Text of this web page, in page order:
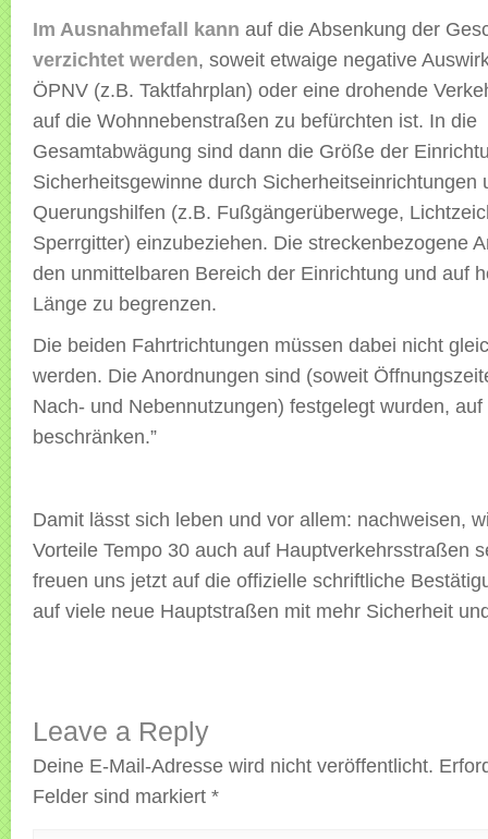
Im Ausnahmefall kann auf die Absenkung der
verzichtet werden, soweit etwaige negative
ÖPNV (z.B. Taktfahrplan) oder eine drohende
auf die Wohnnebenstraßen zu befürchten ist. In die
Gesamtabwägung sind dann die Größe der
Sicherheitsgewinne durch Sicherheitseinrichtungen
Querungshilfen (z.B. Fußgängerüberwege,
Sperrgitter) einzubeziehen. Die streckenbezogene
den unmittelbaren Bereich der Einrichtung und auf
Länge zu begrenzen.
Die beiden Fahrtrichtungen müssen dabei nicht
werden. Die Anordnungen sind (soweit
Nach- und Nebennutzungen) festgelegt wurden, auf
beschränken.”
Damit lässt sich leben und vor allem: nachweisen,
Vorteile Tempo 30 auch auf Hauptverkehrsstraßen
freuen uns jetzt auf die offizielle schriftliche
auf viele neue Hauptstraßen mit mehr Sicherheit
Leave a Reply
Deine E-Mail-Adresse wird nicht veröffentlicht.
Felder sind markiert *